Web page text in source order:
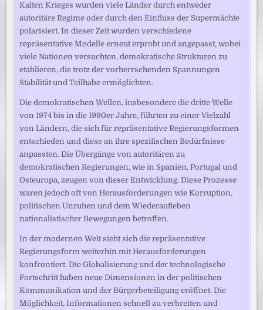
Kalten Krieges wurden viele Länder durch entweder
autoritäre Regime oder durch den Einfluss der Supermächte
polarisiert. In dieser Zeit wurden verschiedene
repräsentative Modelle erneut erprobt und angepasst, wobei
viele Nationen versuchten, demokratische Strukturen zu
etablieren, die trotz der vorherrschenden Spannungen
Stabilität und Teilhabe ermöglichten.
Die demokratischen Wellen, insbesondere die dritte Welle
von 1974 bis in die 1990er Jahre, führten zu einer Vielzahl
von Ländern, die sich für repräsentative Regierungsformen
entschieden und diese an ihre spezifischen Bedürfnisse
anpassten. Die Übergänge von autoritären zu
demokratischen Regierungen, wie in Spanien, Portugal und
Osteuropa, zeugen von dieser Entwicklung. Diese Prozesse
waren jedoch oft von Herausforderungen wie Korruption,
politischen Unruhen und dem Wiederaufleben
nationalistischer Bewegungen betroffen.
In der modernen Welt sieht sich die repräsentative
Regierungsform weiterhin mit Herausforderungen
konfrontiert. Die Globalisierung und der technologische
Fortschritt haben neue Dimensionen in der politischen
Kommunikation und der Bürgerbeteiligung eröffnet. Die
Möglichkeit, Informationen schnell zu verbreiten und